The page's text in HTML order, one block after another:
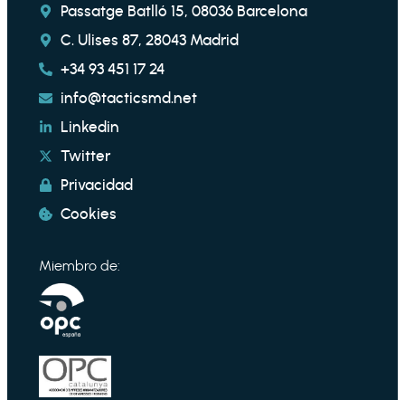
Passatge Batlló 15, 08036 Barcelona
C. Ulises 87, 28043 Madrid
+34 93 451 17 24
info@tacticsmd.net
Linkedin
Twitter
Privacidad
Cookies
Miembro de: